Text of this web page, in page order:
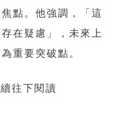
點。他強調，「這
在疑慮」，未來上
重要突破點。
往下閱讀